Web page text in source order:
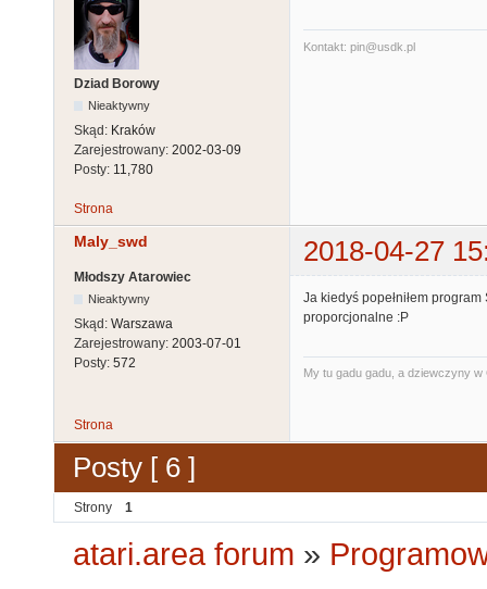
Dziad Borowy
Nieaktywny
Skąd: Kraków
Zarejestrowany: 2002-03-09
Posty: 11,780
Kontakt: pin@usdk.pl
Strona
Maly_swd 2018-04-27
Młodszy Atarowiec
Nieaktywny
Skąd: Warszawa
Zarejestrowany: 2003-07-01
Posty: 572
Ja kiedyś popełniłem
proporcjonalne :P
My tu gadu gadu, a dziewczyny
Strona
Posty [ 6 ]
Strony 1
atari.area forum »